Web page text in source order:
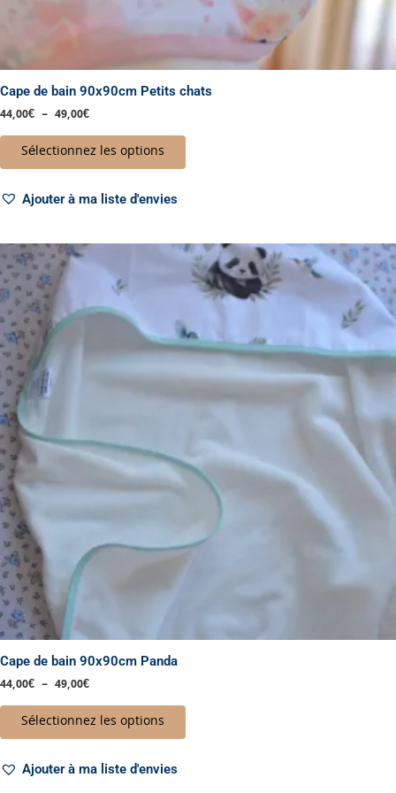
Cape de bain 90x90cm Petits chats
44,00€ – 49,00€
Sélectionnez les options
Ajouter à ma liste d'envies
Cape de bain 90x90cm Panda
44,00€ – 49,00€
Plage
de
44,00€
à
Sélectionnez les options
Ce
produit
variations.
Les
options
peuvent
choisies
sur
du
produit
Ajouter à ma liste d'envies